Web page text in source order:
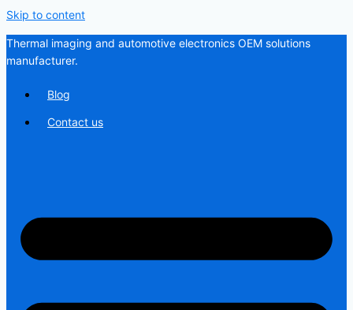
Skip to content
Thermal imaging and automotive electronics OEM solutions
manufacturer.
Blog
Contact us